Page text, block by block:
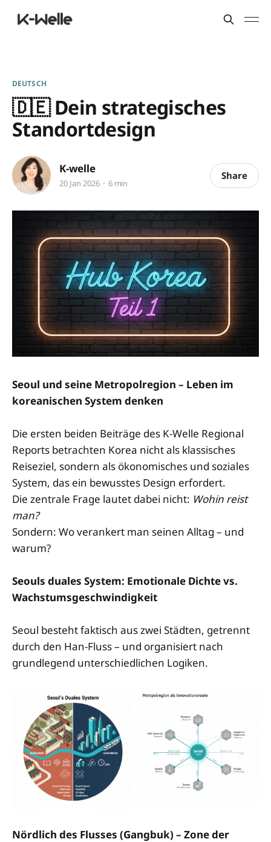
DEUTSCH
🇩🇪 Dein strategisches
Standortdesign
K-welle
20 Jan 2026 6 min
Share
Seoul und seine Metropolregion – Leben im
koreanischen System denken
Die ersten beiden Beiträge des K-Welle Regional
Reports betrachten Korea nicht als klassisches
Reiseziel, sondern als ökonomisches und soziales
System, das ein bewusstes Design erfordert.
Die zentrale Frage lautet dabei nicht: Wohin reist
man?
Sondern: Wo verankert man seinen Alltag – und
warum?
Seouls duales System: Emotionale Dichte vs.
Wachstumsgeschwindigkeit
Seoul besteht faktisch aus zwei Städten, getrennt
durch den Han-Fluss – und organisiert nach
grundlegend unterschiedlichen Logiken.
Nördlich des Flusses (Gangbuk) – Zone der